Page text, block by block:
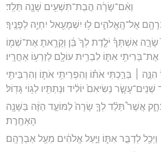
וְאִ֨ם־שָׂרָ֔ה הֲבַת־תִּשְׁעִ֥ים שָׁנָ֖ה תֵּלֵֽד׃
אֶל־הָֽאֱלֹהִ֑ים ל֥וּ יִשְׁמָעֵ֖אל יִחְיֶ֥ה לְפָנֶֽיךָ׃
שָׂרָ֣ה אִשְׁתְּךָ֗ יֹלֶ֤דֶת לְךָ֙ בֵּ֔ן וְקָרָ֥אתָ אֶת־שְׁמ֖וֹ
אִתּ֛וֹ לִבְרִ֥ית עוֹלָ֖ם לְזַרְע֥וֹ אַחֲרָֽיו׃
׀ בֵּרַ֣כְתִּי אֹת֗וֹ וְהִפְרֵיתִ֥י אֹת֛וֹ וְהִרְבֵּיתִ֥י
נְשִׂיאִם֙ יוֹלִ֔יד וּנְתַתִּ֖יו לְג֥וֹי גָּדֽוֹל׃
אֲשֶׁר֩ תֵּלֵ֨ד לְךָ֤ שָׂרָה֙ לַמּוֹעֵ֣ד הַזֶּ֔ה בַּשָּׁנָ֖ה
הָאַחֶֽרֶת׃
וַיְכַ֖ל לְדַבֵּ֣ר אִתּ֑וֹ וַיַּ֣עַל אֱלֹהִ֔ים מֵעַ֖ל אַבְרָהָֽם׃